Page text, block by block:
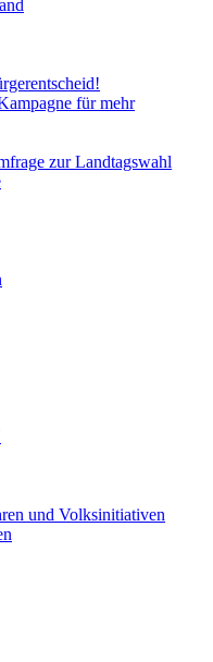
für mehr
zur Landtagswahl
und Volksinitiativen